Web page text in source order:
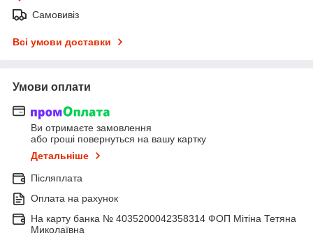
Самовивіз
Всі умови доставки
Умови оплати
Ви отримаєте замовлення
або гроші повернуться на вашу картку
Детальніше
Післяплата
Оплата на рахунок
На карту банка № 4035200042358314 ФОП Мітіна Тетяна
Миколаївна